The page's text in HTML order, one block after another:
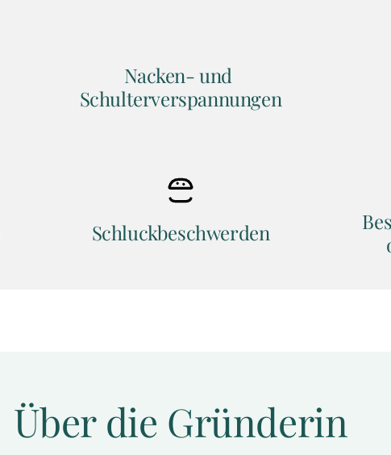
Nacken- und
Schulterverspannungen
Schluckbeschwerden
Über die Gründerin